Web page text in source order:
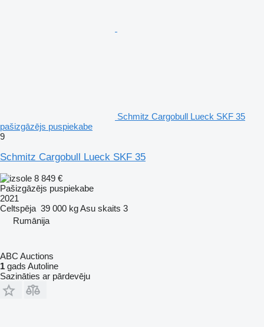
Schmitz Cargobull Lueck SKF 35
pašizgāzējs puspiekabe
9
Schmitz Cargobull Lueck SKF 35
8 849 €
Pašizgāzējs puspiekabe
2021
Celtspēja 39 000 kgAsu skaits 3
Rumānija
ABC Auctions
1 gads Autoline
Sazināties ar pārdevēju